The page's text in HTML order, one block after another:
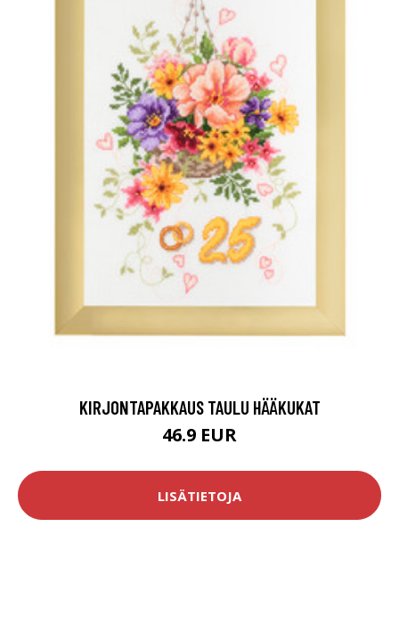
KIRJONTAPAKKAUS TAULU HÄÄKUKAT
46.9 EUR
LISÄTIETOJA